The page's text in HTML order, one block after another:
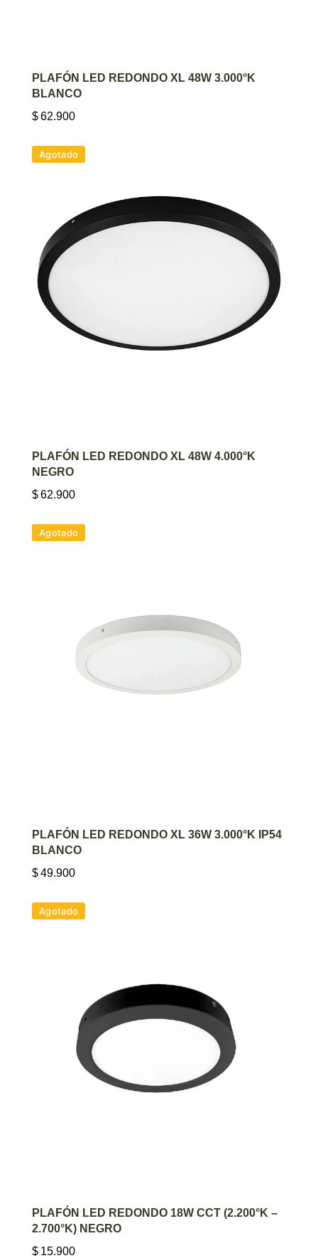
AGREGAR AL CARRITO
PLAFÓN LED REDONDO XL 48W 3.000°K
BLANCO
$62.900
Agotado
AGREGAR AL CARRITO
PLAFÓN LED REDONDO XL 48W 4.000°K
NEGRO
$62.900
Agotado
AGREGAR AL CARRITO
PLAFÓN LED REDONDO XL 36W 3.000°K IP54
BLANCO
$49.900
Agotado
AGREGAR AL CARRITO
PLAFÓN LED REDONDO 18W CCT (2.200°K –
2.700°K) NEGRO
$ 15.900